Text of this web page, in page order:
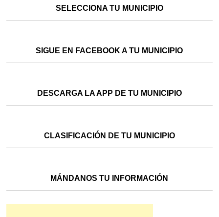
SELECCIONA TU MUNICIPIO
SIGUE EN FACEBOOK A TU MUNICIPIO
DESCARGA LA APP DE TU MUNICIPIO
CLASIFICACIÓN DE TU MUNICIPIO
MÁNDANOS TU INFORMACIÓN